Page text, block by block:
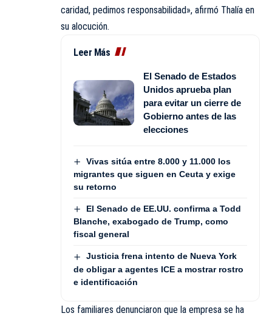
caridad, pedimos responsabilidad», afirmó Thalía en
su alocución.
Leer Más
El Senado de Estados
Unidos aprueba plan
para evitar un cierre de
Gobierno antes de las
elecciones
Vivas sitúa entre 8.000 y 11.000 los
migrantes que siguen en Ceuta y exige
su retorno
El Senado de EE.UU. confirma a Todd
Blanche, exabogado de Trump, como
fiscal general
Justicia frena intento de Nueva York
de obligar a agentes ICE a mostrar rostro
e identificación
Los familiares denunciaron que la empresa se ha